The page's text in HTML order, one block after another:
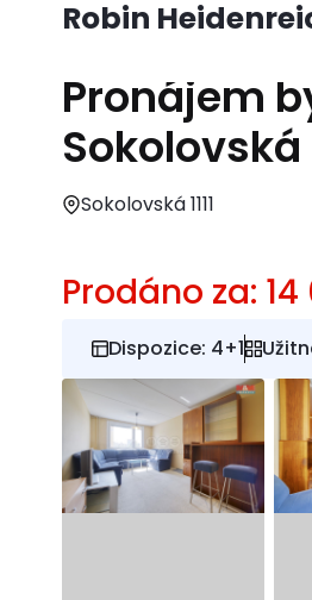
Pronájem
Sokolovská
Sokolovská 1111
Prodáno za:
Dispozice: 4+1